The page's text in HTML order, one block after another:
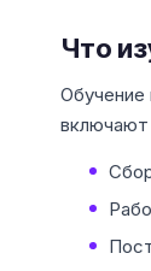
Что
Обучение